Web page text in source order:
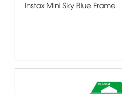
Instax Mini Sky Blue Frame